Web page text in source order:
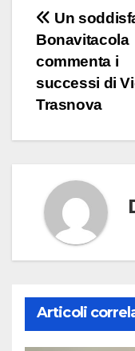
articoli
Un
Bonavitacola
commenta i
successi di
Trasnova
Articoli